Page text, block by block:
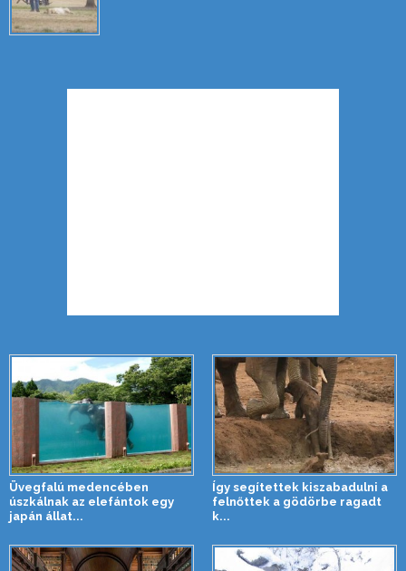
Üvegfalú medencében
úszkálnak az elefántok egy
japán állat...
Így segítettek kiszabadulni a
felnőttek a gödörbe ragadt
k...